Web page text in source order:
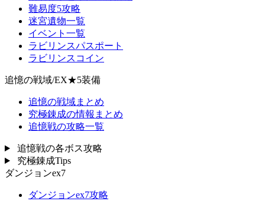
難易度5攻略
迷宮遺物一覧
イベント一覧
ラビリンスパスポート
ラビリンスコイン
追憶の戦域/EX★5装備
追憶の戦域まとめ
究極錬成の情報まとめ
追憶戦の攻略一覧
追憶戦の各ボス攻略
究極錬成Tips
ダンジョンex7
ダンジョンex7攻略